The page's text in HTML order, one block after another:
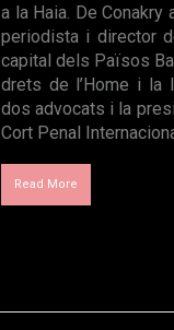
a la Haia. De Conakry
periodista i director
capital dels Països
drets de l’Home i la
dos advocats i la
Cort Penal
Read More